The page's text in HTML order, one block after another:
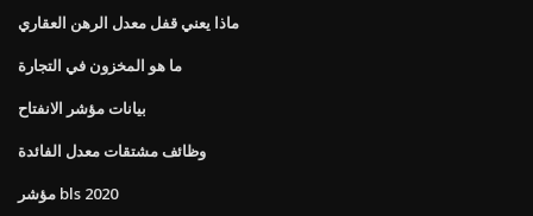
ماذا يعني قفل معدل الرهن العقاري
ما هو المخزون في التجارة
بيانات مؤشر الانفتاح
وظائف مشتقات معدل الفائدة
مؤشر bls 2020